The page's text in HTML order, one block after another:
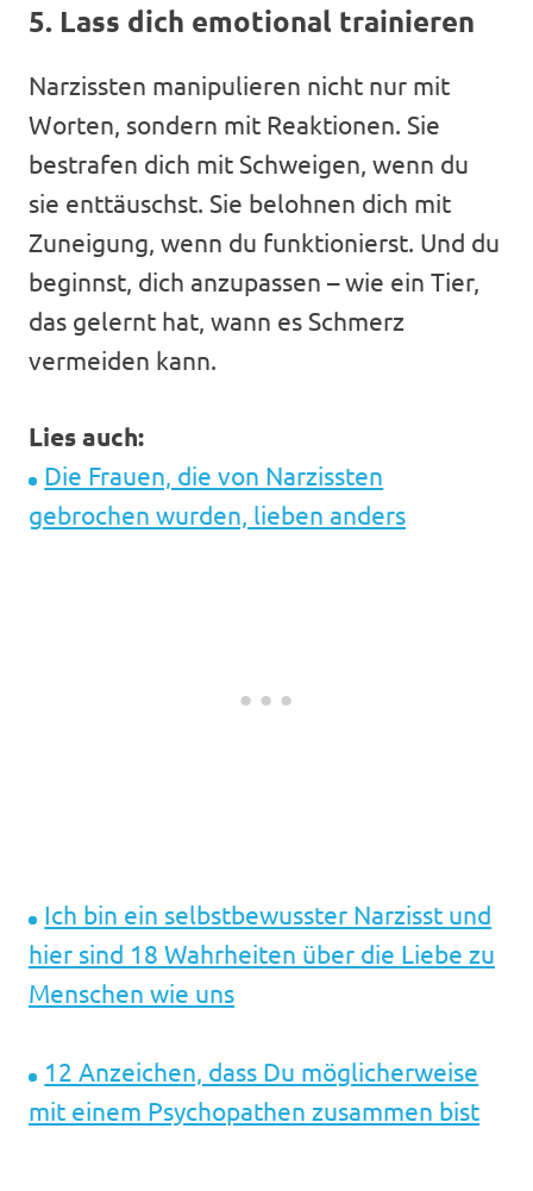
5. Lass dich emotional trainieren
Narzissten manipulieren nicht nur mit
Worten, sondern mit Reaktionen. Sie
bestrafen dich mit Schweigen, wenn du
sie enttäuschst. Sie belohnen dich mit
Zuneigung, wenn du funktionierst. Und du
beginnst, dich anzupassen – wie ein Tier,
das gelernt hat, wann es Schmerz
vermeiden kann.
Lies auch:
Die Frauen, die von Narzissten
gebrochen wurden, lieben anders
Ich bin ein selbstbewusster Narzisst und
hier sind 18 Wahrheiten über die Liebe zu
Menschen wie uns
12 Anzeichen, dass Du möglicherweise
mit einem Psychopathen zusammen bist